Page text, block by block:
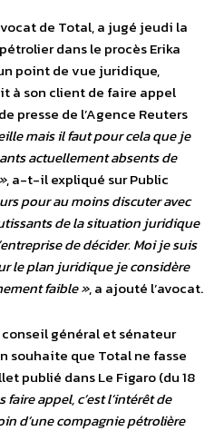
de Total, a jugé jeudi la
dans le procès Erika
point de vue juridique,
à son client de faire appel
presse de l’Agence Reuters
mais il faut pour cela que je
actuellement absents de
, a-t-il expliqué sur Public
pour au moins discuter avec
de la situation juridique
de décider. Moi je suis
le plan juridique je considère
faible », a ajouté l’avocat.
général et sénateur
souhaite que Total ne fasse
publié dans Le Figaro (du 18
appel, c’est l’intérêt de
d’une compagnie pétrolière